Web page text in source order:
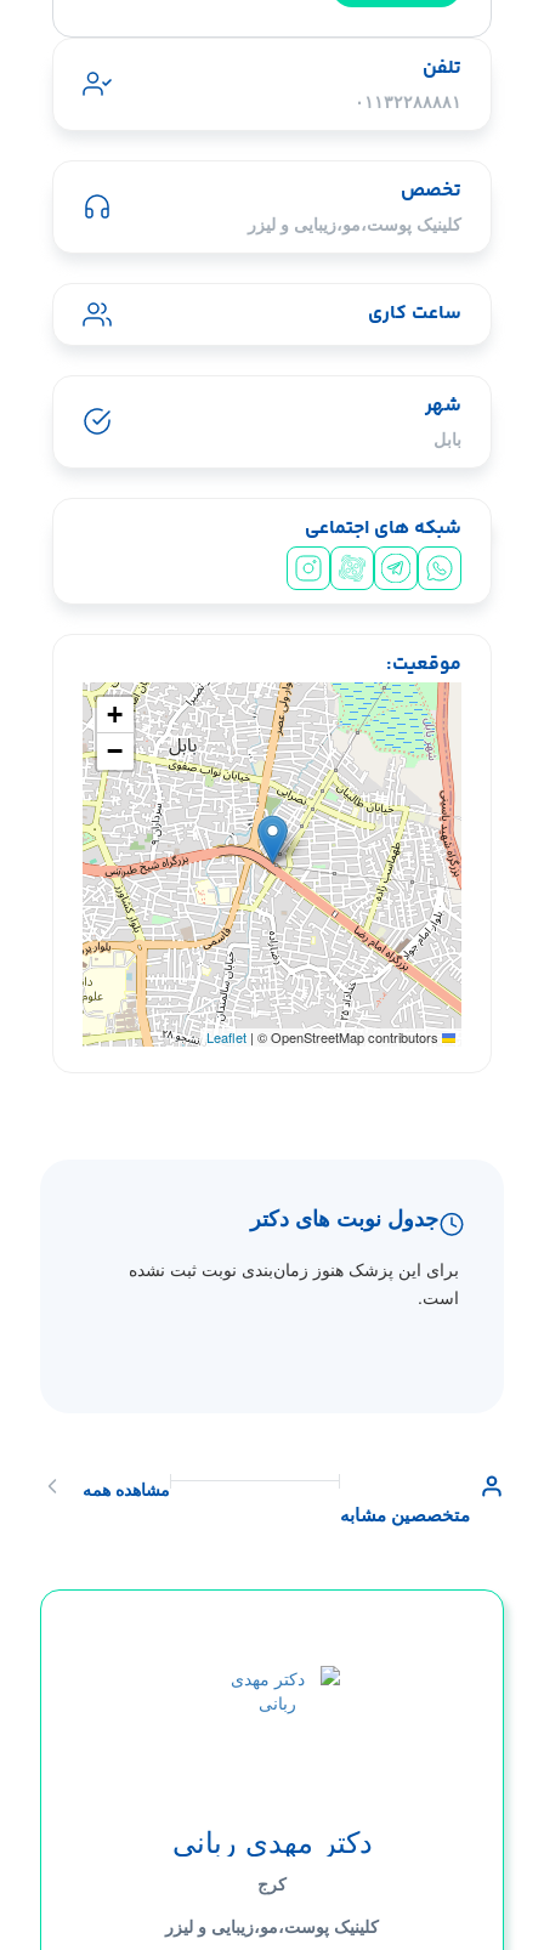
تلفن
۰۱۱۳۲۲۸۸۸۸۱
تخصص
کلینیک پوست،مو،زیبایی و لیزر
ساعت کاری
شهر
بابل
شبکه های اجتماعی
سیشب یسبشی
موقعیت:
+
−
Leaflet
| © OpenStreetMap contributors
جدول نوبت های دکتر
برای این پزشک هنوز زمان‌بندی نوبت ثبت نشده
است.
متخصصین مشابه
مشاهده همه
دکتر مهدی ربانی
کرج
کلینیک پوست،مو،زیبایی و لیزر